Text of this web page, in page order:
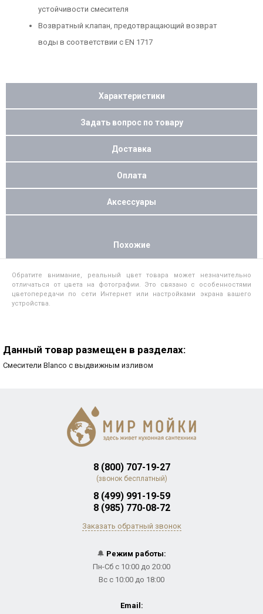
устойчивости смесителя
Возвратный клапан, предотвращающий возврат
воды в соответствии с EN 1717
Характеристики
Задать вопрос по товару
Доставка
Оплата
Аксессуары
Похожие
Обратите внимание, реальный цвет товара может незначительно
отличаться от цвета на фотографии. Это связано с особенностями
цветопередачи по сети Интернет или настройками экрана вашего
устройства.
Данный товар размещен в разделах:
Смесители Blanco с выдвижным изливом
8 (800) 707-19-27
(звонок бесплатный)
8 (499) 991-19-59
8 (985) 770-08-72
Заказать обратный звонок
🔔 Режим работы:
Пн-Сб с 10:00 до 20:00
Вс с 10:00 до 18:00
Email: